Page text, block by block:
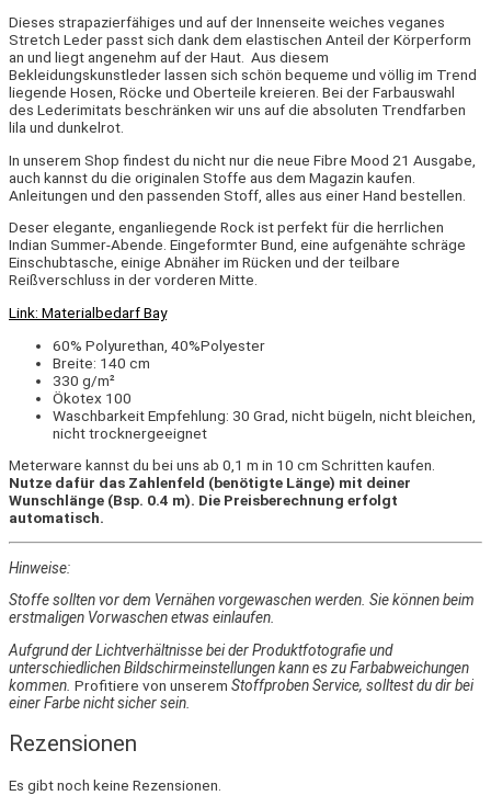
Dieses strapazierfähiges und auf der Innenseite weiches veganes
Stretch Leder passt sich dank dem elastischen Anteil der Körperform
an und liegt angenehm auf der Haut. Aus diesem
Bekleidungskunstleder lassen sich schön bequeme und völlig im Trend
liegende Hosen, Röcke und Oberteile kreieren. Bei der Farbauswahl
des Lederimitats beschränken wir uns auf die absoluten Trendfarben
lila und dunkelrot.
In unserem Shop findest du nicht nur die neue Fibre Mood 21 Ausgabe,
auch kannst du die originalen Stoffe aus dem Magazin kaufen.
Anleitungen und den passenden Stoff, alles aus einer Hand bestellen.
Deser elegante, enganliegende Rock ist perfekt für die herrlichen
Indian Summer-Abende. Eingeformter Bund, eine aufgenähte schräge
Einschubtasche, einige Abnäher im Rücken und der teilbare
Reißverschluss in der vorderen Mitte.
Link: Materialbedarf Bay
60% Polyurethan, 40%Polyester
Breite: 140 cm
330 g/m²
Ökotex 100
Waschbarkeit Empfehlung: 30 Grad, nicht bügeln, nicht bleichen,
nicht trocknergeeignet
Meterware kannst du bei uns ab 0,1 m in 10 cm Schritten kaufen.
Nutze dafür das Zahlenfeld (benötigte Länge) mit deiner
Wunschlänge (Bsp. 0.4 m). Die Preisberechnung erfolgt
automatisch.
Hinweise:
Stoffe sollten vor dem Vernähen vorgewaschen werden. Sie können beim
erstmaligen Vorwaschen etwas einlaufen.
Aufgrund der Lichtverhältnisse bei der Produktfotografie und
unterschiedlichen Bildschirmeinstellungen kann es zu Farbabweichungen
kommen. Profitiere von unserem Stoffproben Service, solltest du dir bei
einer Farbe nicht sicher sein.
Rezensionen
Es gibt noch keine Rezensionen.